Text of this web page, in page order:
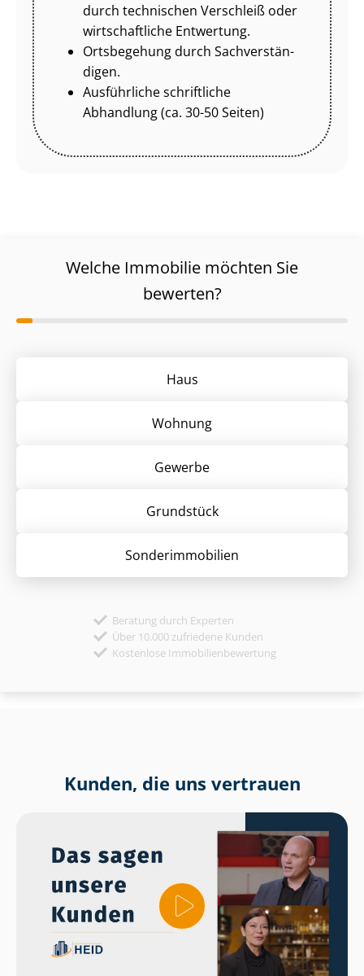
durch technischen Verschleiß oder
wirtschaftliche Entwertung.
Ortsbegehung durch Sach­ver­stän­
di­gen.
Ausführliche schriftliche
Abhandlung (ca. 30-50 Seiten)
Welche Immobilie möchten Sie
bewerten?
Haus
Wohnung
Gewerbe
Grund­stück
Sonder­immobilien
Beratung durch Experten
Über 10.000 zufriedene Kunden
Kostenlose Immobilienbewertung
Kunden, die uns vertrauen